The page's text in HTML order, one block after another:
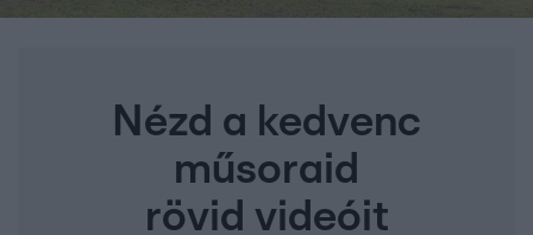
Nézd a kedvenc
műsoraid
rövid videóit